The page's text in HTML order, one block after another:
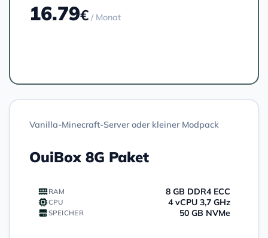
Vanilla-Minecraft-Server oder kleiner Modpack
OuiBox 8G Paket
RAM 8 GB DDR4 ECC
CPU 4 vCPU 3,7 GHz
SPEICHER 50 GB NVMe
16.79€ / Monat